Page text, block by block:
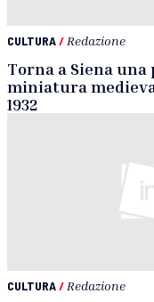
CULTURA/ Redazione
Torna a Siena una
miniatura
1932
CULTURA/ Redazione